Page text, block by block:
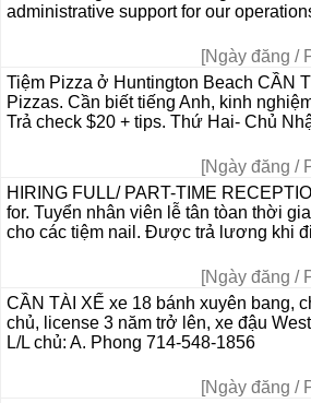
administrative support for our
[Ngày đăng /
Tiệm Pizza ở Huntington Beach CẦN
Pizzas. Cần biết tiếng Anh, kinh
Trả check $20 + tips. Thứ Hai- Chủ
[Ngày đăng /
HIRING FULL/ PART-TIME
for. Tuyển nhân viên lễ tân tòan thời
cho các tiệm nail. Được trả lương khi
[Ngày đăng /
CẦN TÀI XẾ xe 18 bánh xuyên bang,
chủ, license 3 năm trở lên, xe đậu
L/L chủ: A. Phong 714-548-1856
[Ngày đăng /